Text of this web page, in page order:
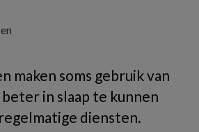
maken soms gebruik van
in slaap te kunnen
diensten.